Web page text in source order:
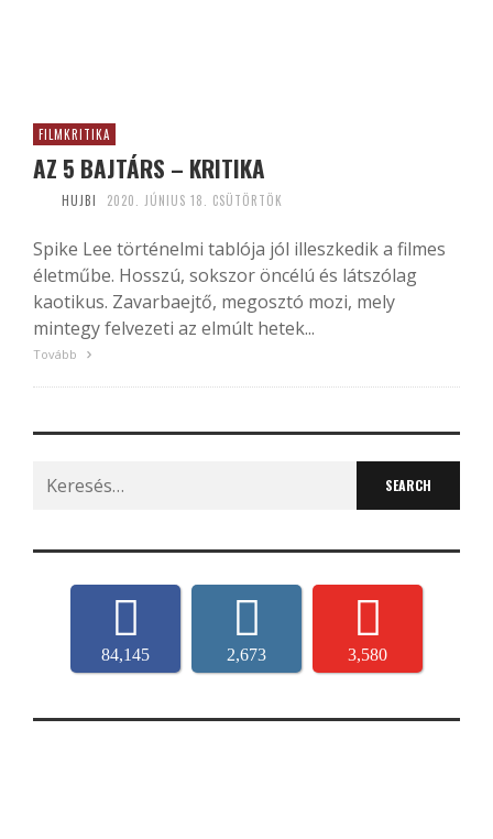
FILMKRITIKA
AZ 5 BAJTÁRS – KRITIKA
HUJBI 2020. JÚNIUS 18. CSÜTÖRTÖK
Spike Lee történelmi tablója jól illeszkedik a filmes
életműbe. Hosszú, sokszor öncélú és látszólag
kaotikus. Zavarbaejtő, megosztó mozi, mely
mintegy felvezeti az elmúlt hetek...
Tovább
Search
for:
84,145 2,673 3,580